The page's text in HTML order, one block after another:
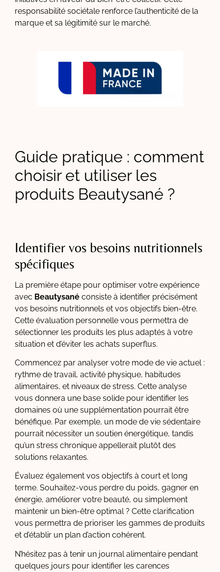
responsabilité sociétale renforce l’authenticité de la
marque et sa légitimité sur le marché.
Guide pratique : comment
choisir et utiliser les
produits Beautysané ?
Identifier vos besoins nutritionnels
spécifiques
La première étape pour optimiser votre expérience
avec Beautysané consiste à identifier précisément
vos besoins nutritionnels et vos objectifs bien-être.
Cette évaluation personnelle vous permettra de
sélectionner les produits les plus adaptés à votre
situation et d’éviter les achats superflus.
Commencez par analyser votre mode de vie actuel :
rythme de travail, activité physique, habitudes
alimentaires, et niveaux de stress. Cette analyse
vous donnera une base solide pour identifier les
domaines où une supplémentation pourrait être
bénéfique. Par exemple, un mode de vie sédentaire
pourrait nécessiter un soutien énergétique, tandis
qu’un stress chronique appellerait plutôt des
solutions relaxantes.
Évaluez également vos objectifs à court et long
terme. Souhaitez-vous perdre du poids, gagner en
énergie, améliorer votre beauté, ou simplement
maintenir un bien-être optimal ? Cette clarification
vous permettra de prioriser les gammes de produits
et d’établir un plan d’action cohérent.
N’hésitez pas à tenir un journal alimentaire pendant
quelques jours pour identifier les carences